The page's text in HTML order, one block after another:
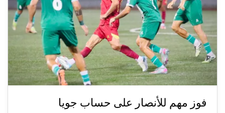
فوز مهم للأنصار على حساب جويا